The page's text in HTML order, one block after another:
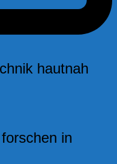
hautnah
in